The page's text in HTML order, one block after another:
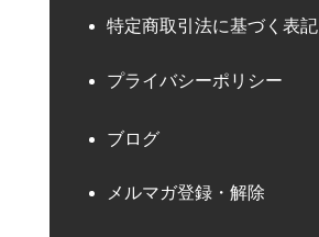
特定商取引法に基づく表記
プライバシーポリシー
ブログ
メルマガ登録・解除